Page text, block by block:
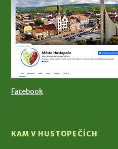
Facebook
KAM V HUSTOPEČÍCH